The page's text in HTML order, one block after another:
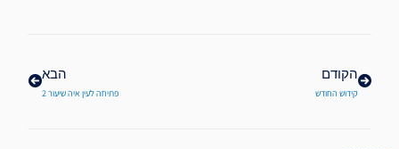
הקודם
קידוש החודש
הבא
פתיחה לעין איה שיעור 2